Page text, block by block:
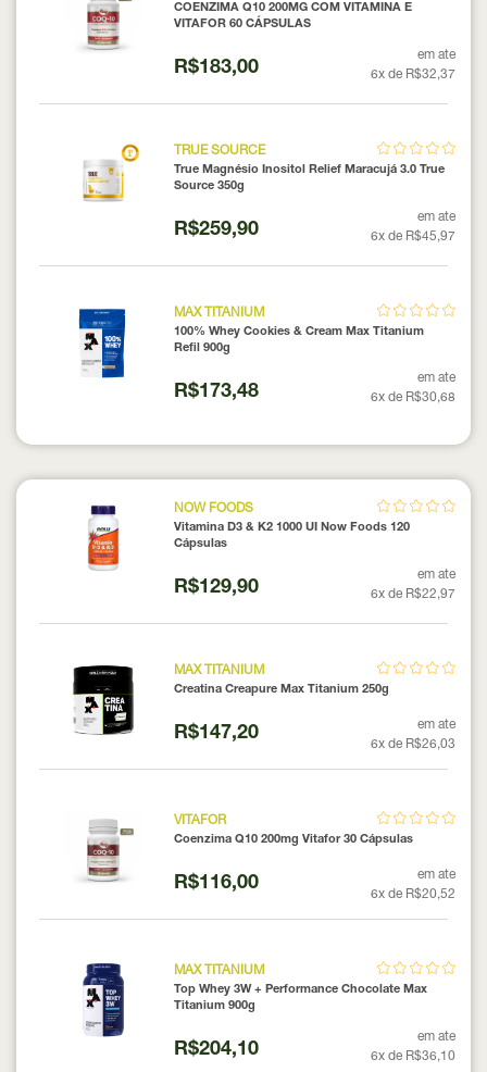
COENZIMA Q10 200MG COM VITAMINA E
VITAFOR 60 CÁPSULAS
R$183,00
em ate
6x de R$32,37
TRUE SOURCE
True Magnésio Inositol Relief Maracujá 3.0 True
Source 350g
R$259,90
em ate
6x de R$45,97
MAX TITANIUM
100% Whey Cookies & Cream Max Titanium
Refil 900g
R$173,48
em ate
6x de R$30,68
NOW FOODS
Vitamina D3 & K2 1000 UI Now Foods 120
Cápsulas
R$129,90
em ate
6x de R$22,97
MAX TITANIUM
Creatina Creapure Max Titanium 250g
R$147,20
em ate
6x de R$26,03
VITAFOR
Coenzima Q10 200mg Vitafor 30 Cápsulas
R$116,00
em ate
6x de R$20,52
MAX TITANIUM
Top Whey 3W + Performance Chocolate Max
Titanium 900g
R$204,10
em ate
6x de R$36,10